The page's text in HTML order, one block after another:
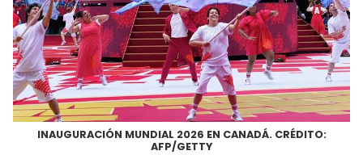
INAUGURACIÓN MUNDIAL 2026 EN CANADÁ. CRÉDITO:
AFP/GETTY